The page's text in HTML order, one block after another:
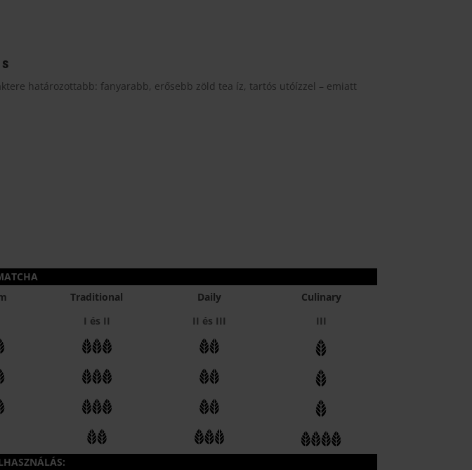
határozottabb: fanyarabb, erősebb zöld tea íz, tartós utóízzel – emiatt
Traditional Daily
Culinary
I és II II és III
III